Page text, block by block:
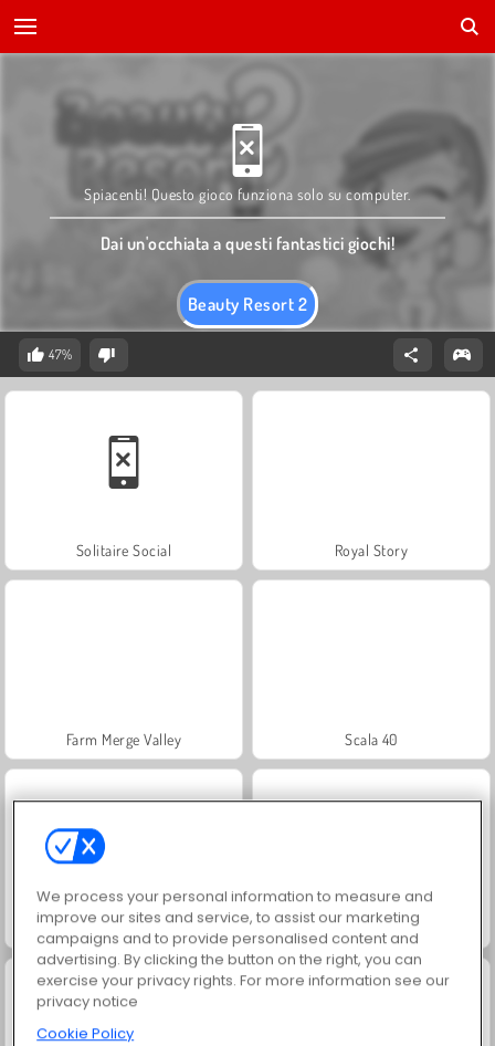
Beauty Resort 2
Spiacenti! Questo gioco funziona solo su computer.
Dai un'occhiata a questi fantastici giochi!
47%
Solitaire Social Royal Story
Farm Merge Valley Scala 40
Let's Fish! Juice Merge
We process your personal information to measure and
improve our sites and service, to assist our marketing
campaigns and to provide personalised content and
advertising. By clicking the button on the right, you can
exercise your privacy rights. For more information see our
privacy notice
Cookie Policy